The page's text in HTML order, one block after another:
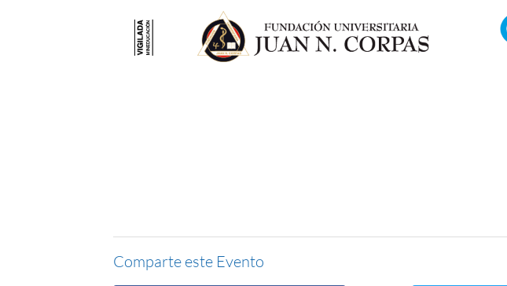
Comparte este Evento